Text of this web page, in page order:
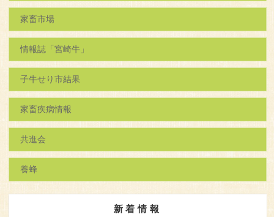
家畜市場
情報誌「宮崎牛」
子牛せり市結果
家畜疾病情報
共進会
養蜂
新着情報